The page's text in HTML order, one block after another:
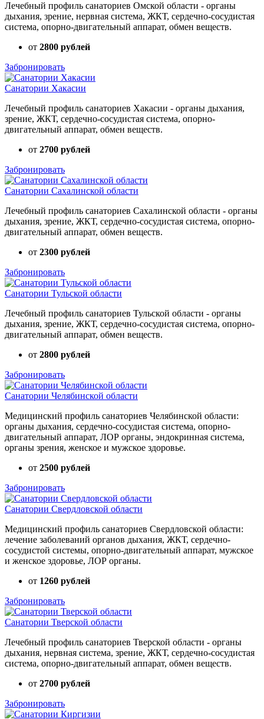
Лечебный профиль санаториев Омской области - органы
дыхания, зрение, нервная система, ЖКТ, сердечно-сосудистая
система, опорно-двигательный аппарат, обмен веществ.
от 2800 рублей
Забронировать
Санатории Хакасии
Лечебный профиль санаториев Хакасии - органы дыхания,
зрение, ЖКТ, сердечно-сосудистая система, опорно-
двигательный аппарат, обмен веществ.
от 2700 рублей
Забронировать
Санатории Сахалинской области
Лечебный профиль санаториев Сахалинской области - органы
дыхания, зрение, ЖКТ, сердечно-сосудистая система, опорно-
двигательный аппарат, обмен веществ.
от 2300 рублей
Забронировать
Санатории Тульской области
Лечебный профиль санаториев Тульской области - органы
дыхания, зрение, ЖКТ, сердечно-сосудистая система, опорно-
двигательный аппарат, обмен веществ.
от 2800 рублей
Забронировать
Санатории Челябинской области
Медицинский профиль санаториев Челябинской области:
органы дыхания, сердечно-сосудистая система, опорно-
двигательный аппарат, ЛОР органы, эндокринная система,
органы зрения, женское и мужское здоровье.
от 2500 рублей
Забронировать
Санатории Свердловской области
Медицинский профиль санаториев Свердловской области:
лечение заболеваний органов дыхания, ЖКТ, сердечно-
сосудистой системы, опорно-двигательный аппарат, мужское
и женское здоровье, ЛОР органы.
от 1260 рублей
Забронировать
Санатории Тверской области
Лечебный профиль санаториев Тверской области - органы
дыхания, нервная система, зрение, ЖКТ, сердечно-сосудистая
система, опорно-двигательный аппарат, обмен веществ.
от 2700 рублей
Забронировать